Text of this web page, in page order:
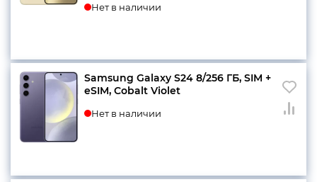
990 ₽.
Нет в наличии
Samsung Galaxy S24 8/256 ГБ, SIM +
eSIM, Cobalt Violet
Нет в наличии
+7 812 318-40-14
(c 10:00 до 21:00, без
выходных)